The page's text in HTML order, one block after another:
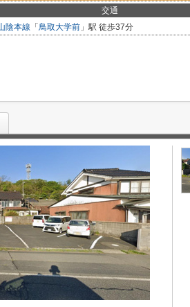
交通
陰本線 「 鳥取大学前 」駅 徒歩37分